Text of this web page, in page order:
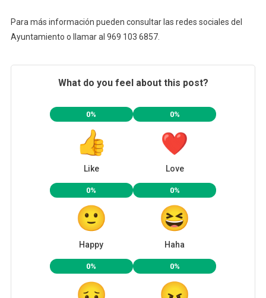
Para más información pueden consultar las redes sociales del
Ayuntamiento o llamar al 969 103 6857.
What do you feel about this post?
0%
Like
0%
Love
0%
Happy
0%
Haha
0% 0%